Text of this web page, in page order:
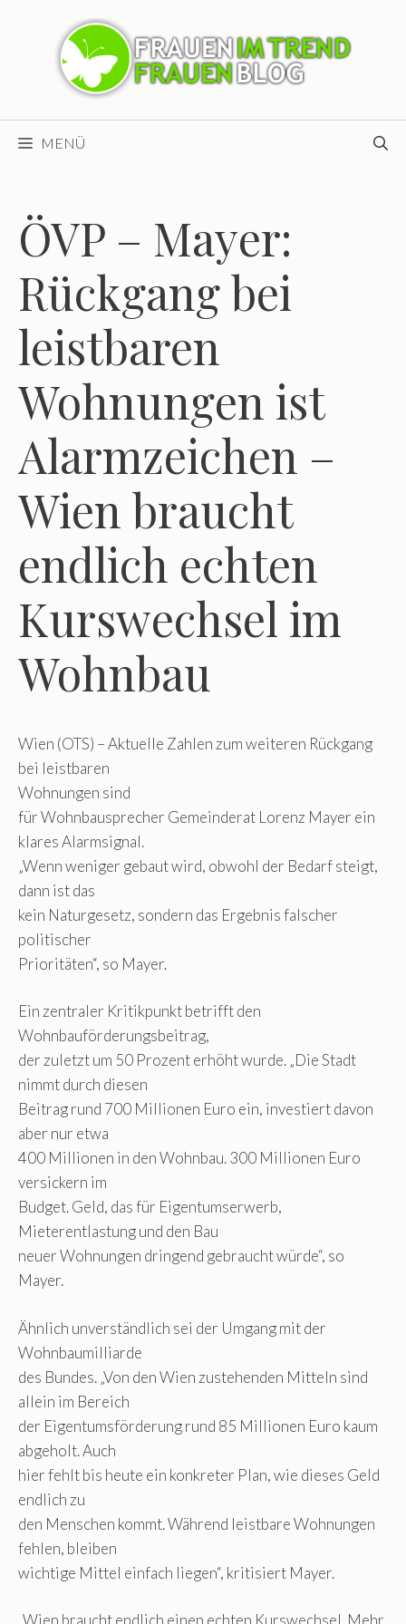
MENÜ
ÖVP – Mayer:
Rückgang bei
leistbaren
Wohnungen ist
Alarmzeichen –
Wien braucht
endlich echten
Kurswechsel im
Wohnbau
Wien (OTS) – Aktuelle Zahlen zum weiteren Rückgang
bei leistbaren
Wohnungen sind
für Wohnbausprecher Gemeinderat Lorenz Mayer ein
klares Alarmsignal.
„Wenn weniger gebaut wird, obwohl der Bedarf steigt,
dann ist das
kein Naturgesetz, sondern das Ergebnis falscher
politischer
Prioritäten“, so Mayer.
Ein zentraler Kritikpunkt betrifft den
Wohnbauförderungsbeitrag,
der zuletzt um 50 Prozent erhöht wurde. „Die Stadt
nimmt durch diesen
Beitrag rund 700 Millionen Euro ein, investiert davon
aber nur etwa
400 Millionen in den Wohnbau. 300 Millionen Euro
versickern im
Budget. Geld, das für Eigentumserwerb,
Mieterentlastung und den Bau
neuer Wohnungen dringend gebraucht würde“, so
Mayer.
Ähnlich unverständlich sei der Umgang mit der
Wohnbaumilliarde
des Bundes. „Von den Wien zustehenden Mitteln sind
allein im Bereich
der Eigentumsförderung rund 85 Millionen Euro kaum
abgeholt. Auch
hier fehlt bis heute ein konkreter Plan, wie dieses Geld
endlich zu
den Menschen kommt. Während leistbare Wohnungen
fehlen, bleiben
wichtige Mittel einfach liegen“, kritisiert Mayer.